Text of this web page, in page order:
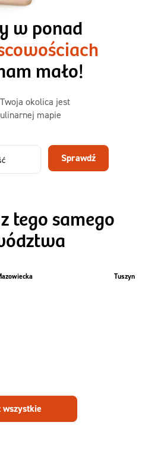
2250kcal
objętości. Mniej dań,
73,99
w ponad
mało!
okolica jest
mapie
Sprawdź
tego samego
Tuszyn
wszystkie